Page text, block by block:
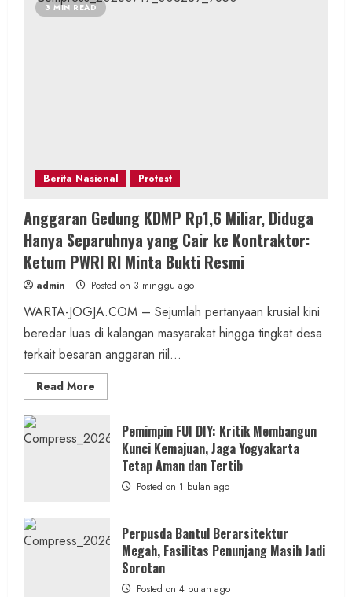
3 MIN READ
Berita Nasional Protest
Anggaran Gedung KDMP Rp1,6 Miliar, Diduga
Hanya Separuhnya yang Cair ke Kontraktor:
Ketum PWRI RI Minta Bukti Resmi
admin Posted on 3 minggu ago
WARTA-JOGJA.COM – Sejumlah pertanyaan krusial kini
beredar luas di kalangan masyarakat hingga tingkat desa
terkait besaran anggaran riil...
Read More
more
Gedung
KDMP
Rp1,6
Miliar,
Diduga
Hanya
Separuhnya
Kontraktor:
Ketum
PWRI
Minta
Pemimpin FUI DIY: Kritik Membangun
Kunci Kemajuan, Jaga Yogyakarta
Tetap Aman dan Tertib
Posted on 1 bulan ago
Perpusda Bantul Berarsitektur
Megah, Fasilitas Penunjang Masih Jadi
Sorotan
Posted on 4 bulan ago